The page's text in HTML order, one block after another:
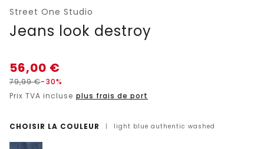
Street One Studio
Jeans look destroy
56,00 €
79,99€-30%
Prix TVA incluse plus frais de port
CHOISIR LA COULEUR | light blue authentic washed